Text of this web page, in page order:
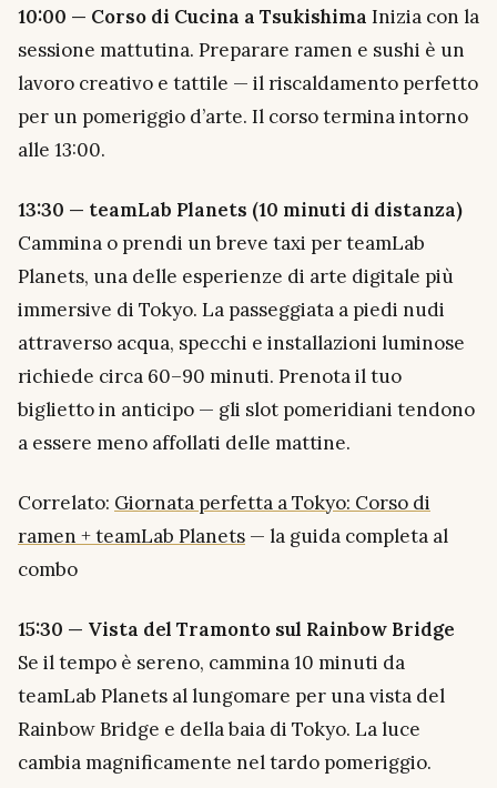
10:00 — Corso di Cucina a Tsukishima Inizia con la
sessione mattutina. Preparare ramen e sushi è un
lavoro creativo e tattile — il riscaldamento perfetto
per un pomeriggio d’arte. Il corso termina intorno
alle 13:00.
13:30 — teamLab Planets (10 minuti di distanza)
Cammina o prendi un breve taxi per teamLab
Planets, una delle esperienze di arte digitale più
immersive di Tokyo. La passeggiata a piedi nudi
attraverso acqua, specchi e installazioni luminose
richiede circa 60–90 minuti. Prenota il tuo
biglietto in anticipo — gli slot pomeridiani tendono
a essere meno affollati delle mattine.
Correlato: Giornata perfetta a Tokyo: Corso di
ramen + teamLab Planets — la guida completa al
combo
15:30 — Vista del Tramonto sul Rainbow Bridge
Se il tempo è sereno, cammina 10 minuti da
teamLab Planets al lungomare per una vista del
Rainbow Bridge e della baia di Tokyo. La luce
cambia magnificamente nel tardo pomeriggio.